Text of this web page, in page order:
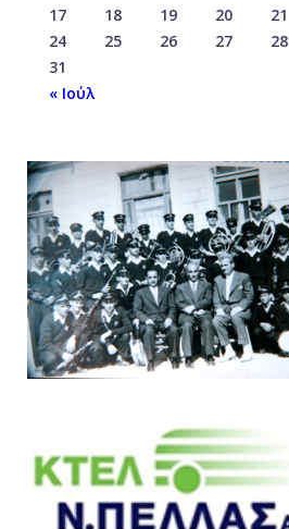
17
18 19 20 21
24
25 26 27 28
31
« Ιούλ